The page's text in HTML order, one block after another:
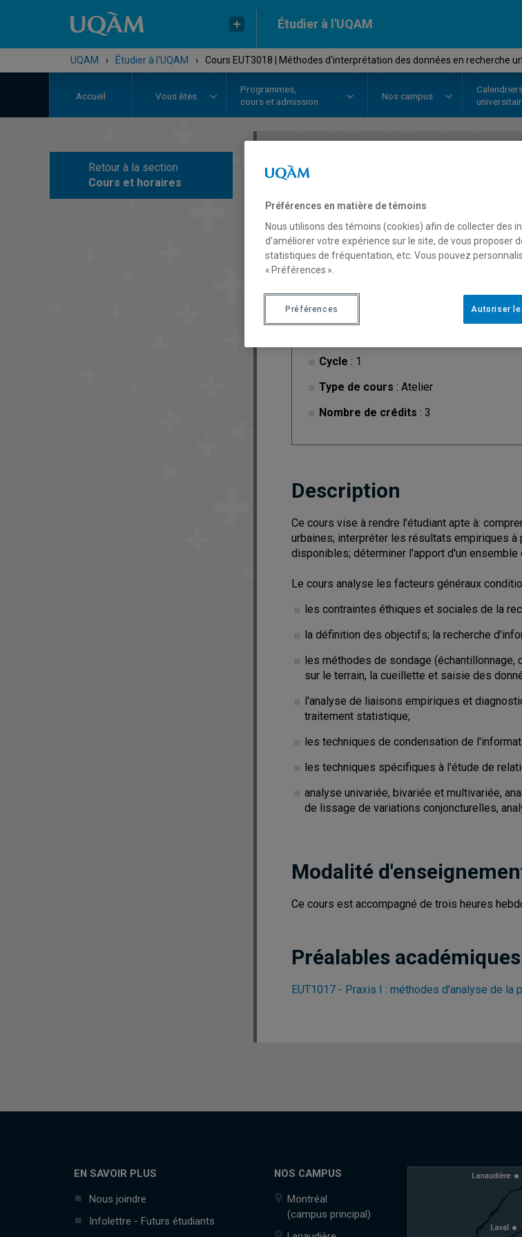
Étudier à l'UQAM
UQAM › Étudier à l'UQAM › Cours EUT3018 | Méthodes d'interprétation des données en recherche
Accueil Vous êtes
Programmes,
cours et admission
Nos campus
Retour à la section
Cours et horaires
COURS
données en
Description
Cycle : 1
Type de cours : Atelier
Nombre de crédits : 3
Description
Ce cours vise à rendre l'étudiant apte à:
urbaines; interpréter les résultats empiriques
disponibles; déterminer l'apport d'un
Le cours analyse les facteurs généraux
les contraintes éthiques et sociales de la
la définition des objectifs; la recherche
les méthodes de sondage
sur le terrain, la cueillette et saisie des
l'analyse de liaisons empiriques et
traitement statistique;
les techniques de condensation de
les techniques spécifiques à l'étude de
analyse univariée, bivariée et multivariée,
de lissage de variations conjoncturelles,
Modalité
Ce cours est accompagné de trois heures
Préalables académiques
EUT1017 - Praxis I : méthodes d'analyse de la
EN SAVOIR PLUS
Nous joindre
Infolettre - Futurs étudiants
NOS CAMPUS
Montréal
(campus principal)
Préférences en matière de témoins
Nous utilisons des témoins (cookies) afin de collecter des
d’améliorer votre expérience sur le site, de vous proposer
statistiques de fréquentation, etc. Vous pouvez
« Préférences ».
Autoriser
Préférences